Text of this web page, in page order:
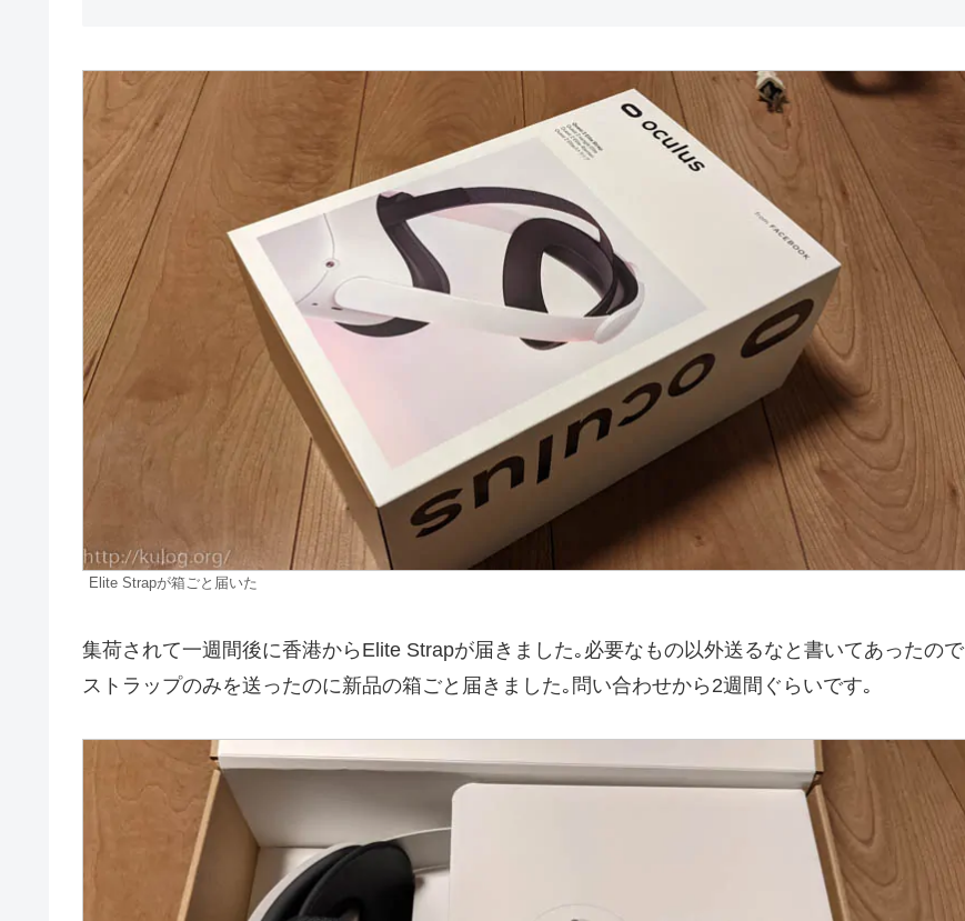
Elite Strapが箱ごと届いた
集荷されて一週間後に香港からElite Strapが届きました｡必要なもの以外送るなと書いてあったので
ストラップのみを送ったのに新品の箱ごと届きました｡問い合わせから2週間ぐらいです｡